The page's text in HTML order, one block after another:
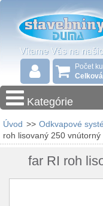
Počet
Kategórie
Úvod >> Odkvapové
roh lisovaný 250 vnútorný
far RI roh